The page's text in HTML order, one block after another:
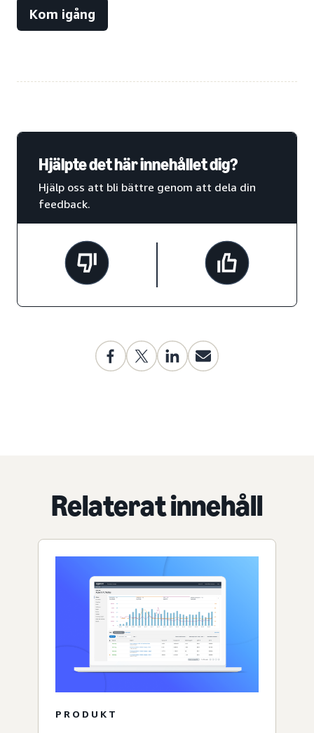
Kom igång
Hjälpte det här innehållet dig?
Hjälp oss att bli bättre genom att dela din
feedback.
Relaterat innehåll
PRODUKT